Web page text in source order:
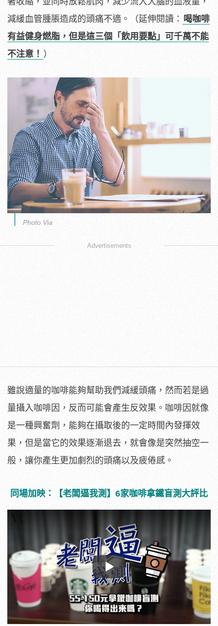
減緩血管腫脹造成的頭痛不適。（延伸閱讀： 喝咖啡
有益健身燃脂，但是這三個「飲用要點」可千萬不能
不注意！ ）
Photo Via
Advertisements
雖說適量的咖啡能夠幫助我們減緩頭痛，然而若是過
量攝入咖啡因，反而可能會產生反效果。咖啡因就像
是一種興奮劑，能夠在攝取後的一定時間內發揮效
果，但是當它的效果逐漸退去，就會像是突然抽空一
般，讓你產生更加劇烈的頭痛以及疲倦感。
同場加映：【老闆逼我測】6家咖啡拿鐵盲測大評比
Play